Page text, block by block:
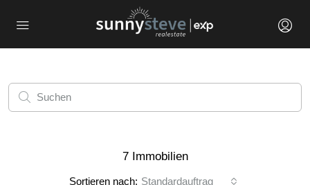
7 Immobilien
Sortieren nach: Standardauftrag